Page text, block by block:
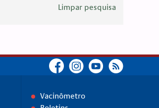
Limpar pesquisa
Vacinômetro